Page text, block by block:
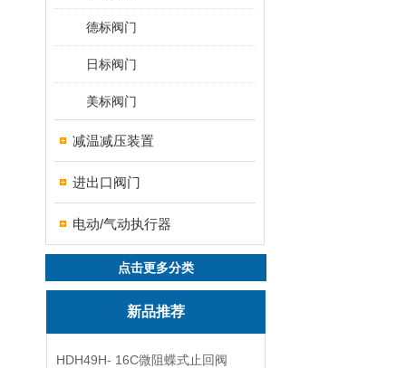
德标阀门
日标阀门
美标阀门
减温减压装置
进出口阀门
电动/气动执行器
点击更多分类
新品推荐
HDH49H- 16C微阻蝶式止回阀